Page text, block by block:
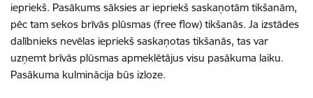
iepriekš. Pasākums sāksies ar iepriekš saskaņotām tikšanām,
pēc tam sekos brīvās plūsmas (free flow) tikšanās. Ja izstādes
dalībnieks nevēlas iepriekš saskaņotas tikšanās, tas var
uzņemt brīvās plūsmas apmeklētājus visu pasākuma laiku.
Pasākuma kulminācija būs izloze.